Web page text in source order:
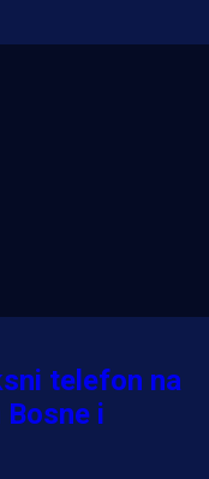
telefon na
i